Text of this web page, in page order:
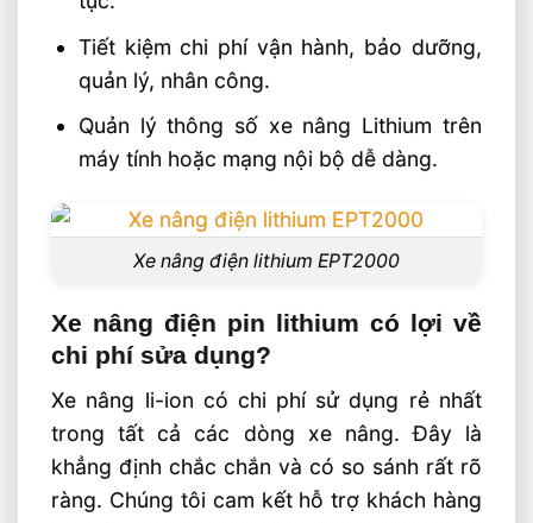
Tiết kiệm chi phí vận hành, bảo dưỡng,
quản lý, nhân công.
Quản lý thông số xe nâng Lithium trên
máy tính hoặc mạng nội bộ dễ dàng.
Xe nâng điện lithium EPT2000
Xe nâng điện pin lithium có lợi về
chi phí sửa dụng?
Xe nâng li-ion có chi phí sử dụng rẻ nhất
trong tất cả các dòng xe nâng. Đây là
khẳng định chắc chắn và có so sánh rất rõ
ràng. Chúng tôi cam kết hỗ trợ khách hàng